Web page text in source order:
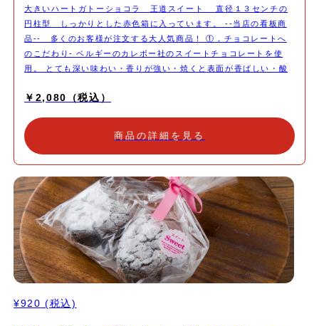
大きいハートガトーショコラ 王道スイート 直径１３センチの
円柱型 しっかりとした赤色箱に入っています。 --当店の看板商
品-- 多くのお客様が注文する大人気商品！ ①，チョコレートへ
のこだわり- ベルギーのカレボー社のスイートチョコレートを使
用。 とても深い味わい・香りが強い・焼くと表面が香ばしい・酸
ております。 ②，グルテンフリー- 小麦粉を一切使用しないこと
く、表面は香ばしく、中は、ねっとり濃厚です。 ③，用途- バレ
ンタイン本命用・結婚式の引菓子・会社の上司に・結婚記念日・お
￥2,080（税込）
商品の詳細を見る
¥920 (税込)